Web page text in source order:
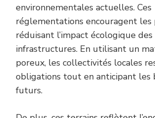
environnementales actuelles. Ces
réglementations encouragent les
réduisant l’impact écologique des
infrastructures. En utilisant un
poreux, les collectivités locales
obligations tout en anticipant les
futurs.